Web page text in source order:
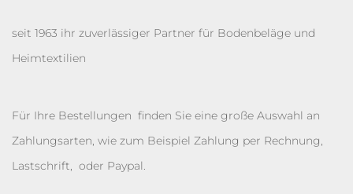
seit 1963 ihr zuverlässiger Partner für Bodenbeläge und
Heimtextilien
Für Ihre Bestellungen finden Sie eine große Auswahl an
Zahlungsarten, wie zum Beispiel Zahlung per Rechnung,
Lastschrift, oder Paypal.